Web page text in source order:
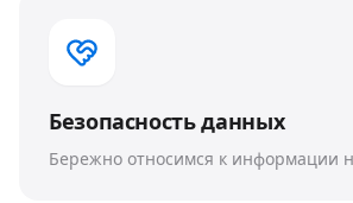
Безопасность данных
Бережно относимся к информации